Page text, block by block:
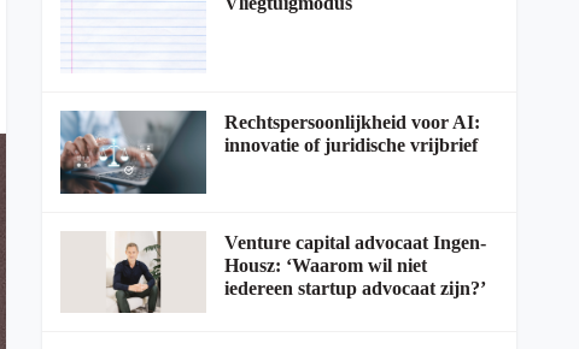
Rechtspersoonlijkheid voor AI:
innovatie of juridische vrijbrief
Venture capital advocaat Ingen-
Housz: ‘Waarom wil niet
iedereen startup advocaat zijn?’